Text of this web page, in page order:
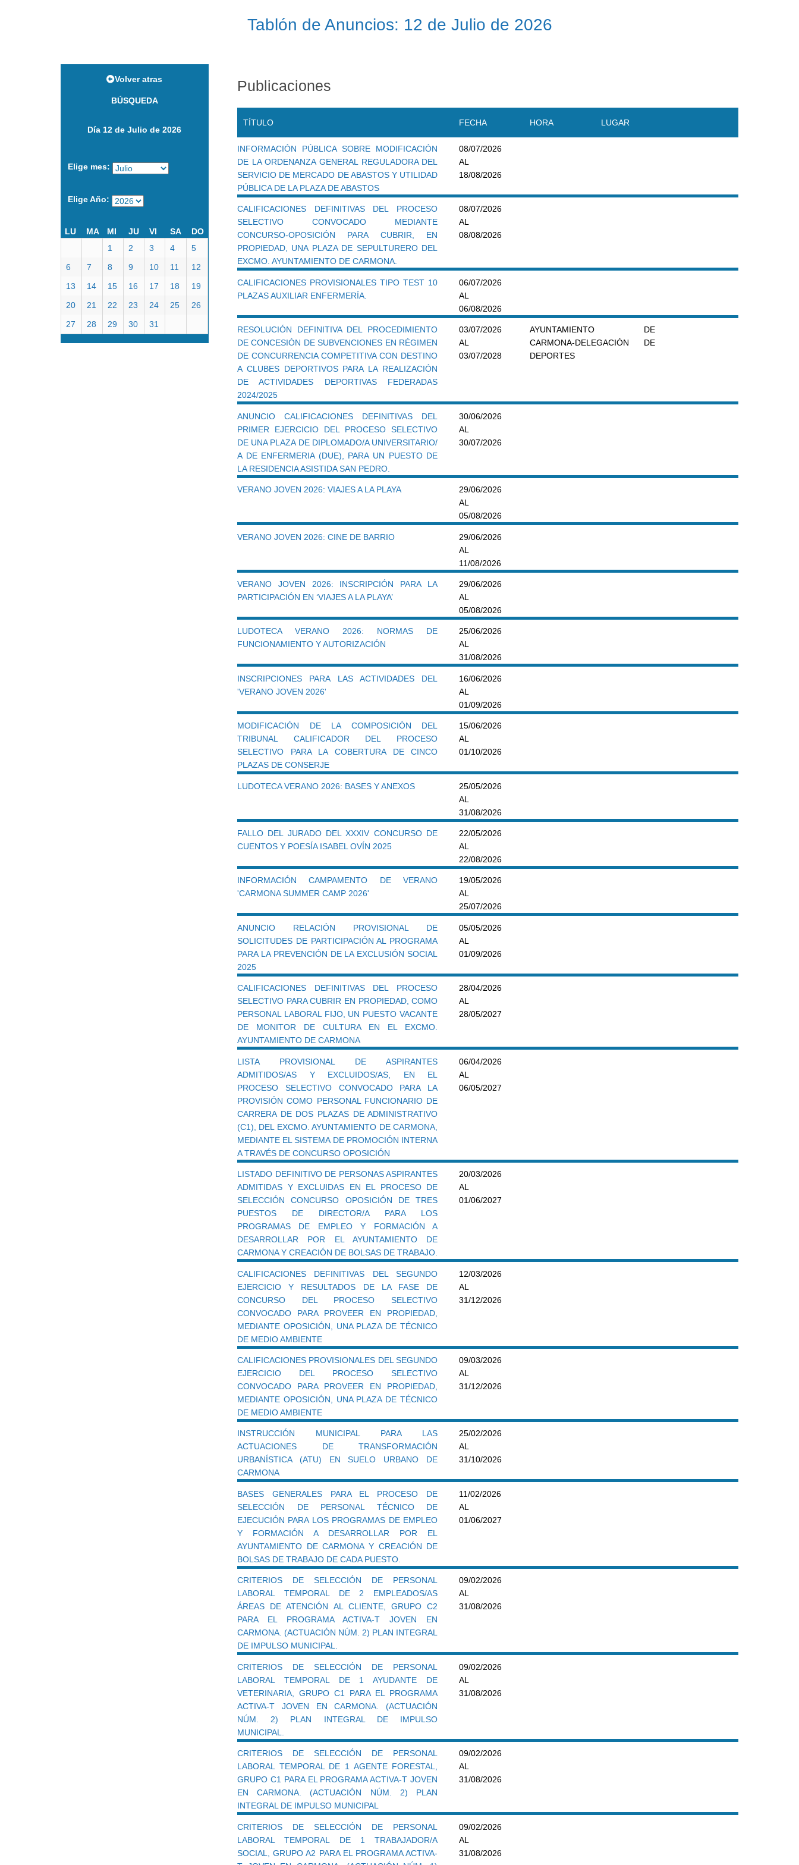
Tablón de Anuncios: 12 de Julio de 2026
Volver atras
BÚSQUEDA
Día 12 de Julio de 2026
Elige mes:
Elige Año:
LU MA MI JU VI SA
DO
1
2 3 4
5
6
7 8 9 10 11
12
13
14 15 16 17 18
19
20
21 22 23 24 25
26
27
28 29 30 31
Publicaciones
TÍTULO FECHA HORA LUGAR
INFORMACIÓN PÚBLICA SOBRE MODIFICACIÓN
DE LA ORDENANZA GENERAL REGULADORA DEL
SERVICIO DE MERCADO DE ABASTOS Y UTILIDAD
PÚBLICA DE LA PLAZA DE ABASTOS
08/07/2026
AL
18/08/2026
CALIFICACIONES DEFINITIVAS DEL PROCESO
SELECTIVO CONVOCADO MEDIANTE
CONCURSO-OPOSICIÓN PARA CUBRIR, EN
PROPIEDAD, UNA PLAZA DE SEPULTURERO DEL
EXCMO. AYUNTAMIENTO DE CARMONA.
08/07/2026
AL
08/08/2026
CALIFICACIONES PROVISIONALES TIPO TEST 10
PLAZAS AUXILIAR ENFERMERÍA.
06/07/2026
AL
06/08/2026
RESOLUCIÓN DEFINITIVA DEL PROCEDIMIENTO
DE CONCESIÓN DE SUBVENCIONES EN RÉGIMEN
DE CONCURRENCIA COMPETITIVA CON DESTINO
A CLUBES DEPORTIVOS PARA LA REALIZACIÓN
DE ACTIVIDADES DEPORTIVAS FEDERADAS
2024/2025
03/07/2026
AL
03/07/2028
AYUNTAMIENTO DE
CARMONA-DELEGACIÓN DE
DEPORTES
ANUNCIO CALIFICACIONES DEFINITIVAS DEL
PRIMER EJERCICIO DEL PROCESO SELECTIVO
DE UNA PLAZA DE DIPLOMADO/A UNIVERSITARIO/
A DE ENFERMERIA (DUE), PARA UN PUESTO DE
LA RESIDENCIA ASISTIDA SAN PEDRO.
30/06/2026
AL
30/07/2026
VERANO JOVEN 2026: VIAJES A LA PLAYA
29/06/2026
AL
05/08/2026
VERANO JOVEN 2026: CINE DE BARRIO
29/06/2026
AL
11/08/2026
VERANO JOVEN 2026: INSCRIPCIÓN PARA LA
PARTICIPACIÓN EN ‘VIAJES A LA PLAYA’
29/06/2026
AL
05/08/2026
LUDOTECA VERANO 2026: NORMAS DE
FUNCIONAMIENTO Y AUTORIZACIÓN
25/06/2026
AL
31/08/2026
INSCRIPCIONES PARA LAS ACTIVIDADES DEL
'VERANO JOVEN 2026'
16/06/2026
AL
01/09/2026
MODIFICACIÓN DE LA COMPOSICIÓN DEL
TRIBUNAL CALIFICADOR DEL PROCESO
SELECTIVO PARA LA COBERTURA DE CINCO
PLAZAS DE CONSERJE
15/06/2026
AL
01/10/2026
LUDOTECA VERANO 2026: BASES Y ANEXOS
25/05/2026
AL
31/08/2026
FALLO DEL JURADO DEL XXXIV CONCURSO DE
CUENTOS Y POESÍA ISABEL OVÍN 2025
22/05/2026
AL
22/08/2026
INFORMACIÓN CAMPAMENTO DE VERANO
'CARMONA SUMMER CAMP 2026'
19/05/2026
AL
25/07/2026
ANUNCIO RELACIÓN PROVISIONAL DE
SOLICITUDES DE PARTICIPACIÓN AL PROGRAMA
PARA LA PREVENCIÓN DE LA EXCLUSIÓN SOCIAL
2025
05/05/2026
AL
01/09/2026
CALIFICACIONES DEFINITIVAS DEL PROCESO
SELECTIVO PARA CUBRIR EN PROPIEDAD, COMO
PERSONAL LABORAL FIJO, UN PUESTO VACANTE
DE MONITOR DE CULTURA EN EL EXCMO.
AYUNTAMIENTO DE CARMONA
28/04/2026
AL
28/05/2027
LISTA PROVISIONAL DE ASPIRANTES
ADMITIDOS/AS Y EXCLUIDOS/AS, EN EL
PROCESO SELECTIVO CONVOCADO PARA LA
PROVISIÓN COMO PERSONAL FUNCIONARIO DE
CARRERA DE DOS PLAZAS DE ADMINISTRATIVO
(C1), DEL EXCMO. AYUNTAMIENTO DE CARMONA,
MEDIANTE EL SISTEMA DE PROMOCIÓN INTERNA
A TRAVÉS DE CONCURSO OPOSICIÓN
06/04/2026
AL
06/05/2027
LISTADO DEFINITIVO DE PERSONAS ASPIRANTES
ADMITIDAS Y EXCLUIDAS EN EL PROCESO DE
SELECCIÓN CONCURSO OPOSICIÓN DE TRES
PUESTOS DE DIRECTOR/A PARA LOS
PROGRAMAS DE EMPLEO Y FORMACIÓN A
DESARROLLAR POR EL AYUNTAMIENTO DE
CARMONA Y CREACIÓN DE BOLSAS DE TRABAJO.
20/03/2026
AL
01/06/2027
CALIFICACIONES DEFINITIVAS DEL SEGUNDO
EJERCICIO Y RESULTADOS DE LA FASE DE
CONCURSO DEL PROCESO SELECTIVO
CONVOCADO PARA PROVEER EN PROPIEDAD,
MEDIANTE OPOSICIÓN, UNA PLAZA DE TÉCNICO
DE MEDIO AMBIENTE
12/03/2026
AL
31/12/2026
CALIFICACIONES PROVISIONALES DEL SEGUNDO
EJERCICIO DEL PROCESO SELECTIVO
CONVOCADO PARA PROVEER EN PROPIEDAD,
MEDIANTE OPOSICIÓN, UNA PLAZA DE TÉCNICO
DE MEDIO AMBIENTE
09/03/2026
AL
31/12/2026
INSTRUCCIÓN MUNICIPAL PARA LAS
ACTUACIONES DE TRANSFORMACIÓN
URBANÍSTICA (ATU) EN SUELO URBANO DE
CARMONA
25/02/2026
AL
31/10/2026
BASES GENERALES PARA EL PROCESO DE
SELECCIÓN DE PERSONAL TÉCNICO DE
EJECUCIÓN PARA LOS PROGRAMAS DE EMPLEO
Y FORMACIÓN A DESARROLLAR POR EL
AYUNTAMIENTO DE CARMONA Y CREACIÓN DE
BOLSAS DE TRABAJO DE CADA PUESTO.
11/02/2026
AL
01/06/2027
CRITERIOS DE SELECCIÓN DE PERSONAL
LABORAL TEMPORAL DE 2 EMPLEADOS/AS
ÁREAS DE ATENCIÓN AL CLIENTE, GRUPO C2
PARA EL PROGRAMA ACTIVA-T JOVEN EN
CARMONA. (ACTUACIÓN NÚM. 2) PLAN INTEGRAL
DE IMPULSO MUNICIPAL.
09/02/2026
AL
31/08/2026
CRITERIOS DE SELECCIÓN DE PERSONAL
LABORAL TEMPORAL DE 1 AYUDANTE DE
VETERINARIA, GRUPO C1 PARA EL PROGRAMA
ACTIVA-T JOVEN EN CARMONA. (ACTUACIÓN
NÚM. 2) PLAN INTEGRAL DE IMPULSO
MUNICIPAL.
09/02/2026
AL
31/08/2026
CRITERIOS DE SELECCIÓN DE PERSONAL
LABORAL TEMPORAL DE 1 AGENTE FORESTAL,
GRUPO C1 PARA EL PROGRAMA ACTIVA-T JOVEN
EN CARMONA. (ACTUACIÓN NÚM. 2) PLAN
INTEGRAL DE IMPULSO MUNICIPAL
09/02/2026
AL
31/08/2026
CRITERIOS DE SELECCIÓN DE PERSONAL
LABORAL TEMPORAL DE 1 TRABAJADOR/A
SOCIAL, GRUPO A2 PARA EL PROGRAMA ACTIVA-
09/02/2026
AL
31/08/2026